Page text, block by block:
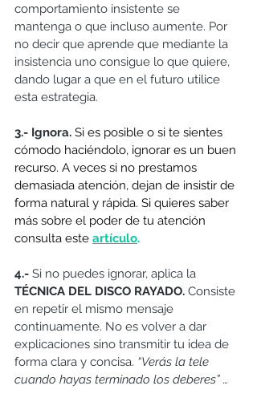
comportamiento insistente se
mantenga o que incluso aumente. Por
no decir que aprende que mediante la
insistencia uno consigue lo que quiere,
dando lugar a que en el futuro utilice
esta estrategia.
3.- Ignora. Si es posible o si te sientes
cómodo haciéndolo, ignorar es un buen
recurso. A veces si no prestamos
demasiada atención, dejan de insistir de
forma natural y rápida. Si quieres saber
más sobre el poder de tu atención
consulta este artículo.
4.- Si no puedes ignorar, aplica la
TÉCNICA DEL DISCO RAYADO. Consiste
en repetir el mismo mensaje
continuamente. No es volver a dar
explicaciones sino transmitir tu idea de
forma clara y concisa. “Verás la tele
cuando hayas terminado los deberes” …